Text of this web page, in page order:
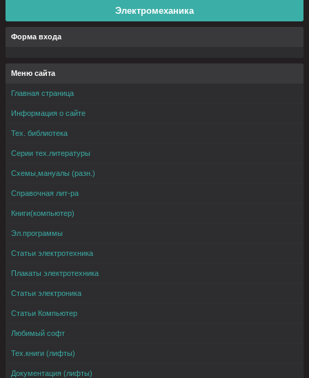
Электромеханика
Форма входа
Меню сайта
Главная страница
Информация о сайте
Тех. библиотека
Серии тех.литературы
Схемы,мануалы (разн.)
Справочная лит-ра
Книги(компьютер)
Эл.программы
Статьи электротехника
Плакаты электротехника
Статьи электроника
Статьи Компьютер
Любимый софт
Тех.книги (лифты)
Документация (лифты)